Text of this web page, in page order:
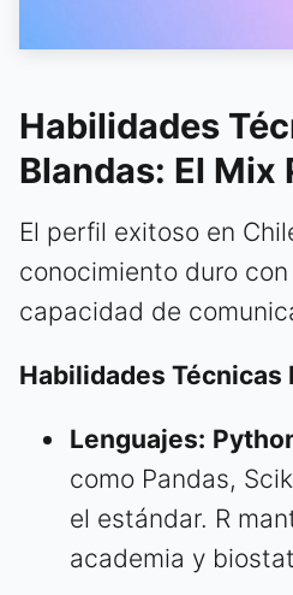
Habilidades
Blandas: El Mix
El perfil exitoso en
conocimiento duro
capacidad de
Habilidades Técnicas
Lenguajes:
como Pandas,
el estándar. R
academia y